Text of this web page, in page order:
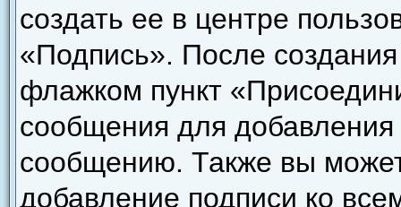
создать ее в центре
«Подпись». После
флажком пункт
сообщения для
сообщению. Также вы
добавление подписи ко